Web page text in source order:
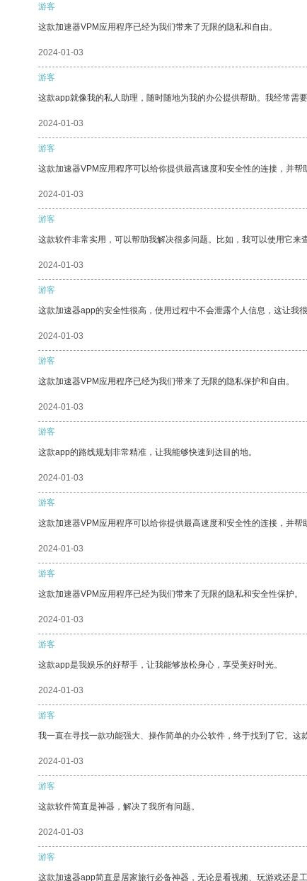
游客
这款加速器VPM应用程序已经为我们带来了无限的隐私和自由。
2024-01-03
游客
这款app就像我的私人助理，随时随地为我的办公提供帮助。我经常需
2024-01-03
游客
这款加速器VPM应用程序可以给你提供最高速度和安全性的连接，并帮
2024-01-03
游客
这款软件非常实用，可以帮助我解决很多问题。比如，我可以使用它来
2024-01-03
游客
这款加速器app的安全性很高，使用过程中不会泄露个人信息，这让我
2024-01-03
游客
这款加速器VPM应用程序已经为我们带来了无限的隐私保护和自由。
2024-01-03
游客
这款app的路线规划非常精准，让我能够快速到达目的地。
2024-01-03
游客
这款加速器VPM应用程序可以给你提供最高速度和安全性的连接，并帮
2024-01-03
游客
这款加速器VPM应用程序已经为我们带来了无限的隐私和安全性保护。
2024-01-03
游客
这款app是我娱乐的好帮手，让我能够放松身心，享受美好时光。
2024-01-03
游客
我一直在寻找一款功能强大、操作简单的办公软件，终于找到了它。
2024-01-03
游客
这款软件简直是神器，解决了我所有问题。
2024-01-03
游客
这款加速器app简直是居家旅行必备神器，无论是看视频、玩游戏还是